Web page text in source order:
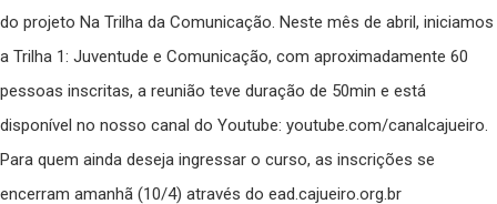
do projeto Na Trilha da Comunicação. Neste mês de abril, iniciamos
a Trilha 1: Juventude e Comunicação, com aproximadamente 60
pessoas inscritas, a reunião teve duração de 50min e está
disponível no nosso canal do Youtube: youtube.com/canalcajueiro.
Para quem ainda deseja ingressar o curso, as inscrições se
encerram amanhã (10/4) através do ead.cajueiro.org.br